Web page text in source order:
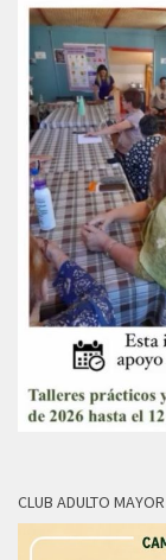
CLUB ADULTO